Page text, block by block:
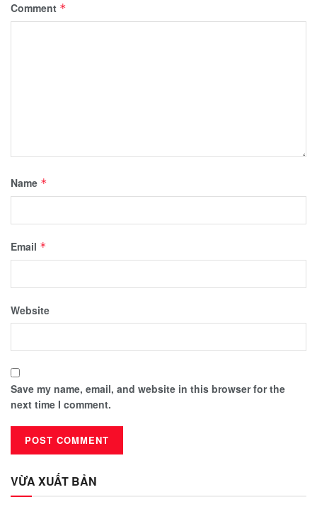
Comment *
Name *
Email *
Website
Save my name, email, and website in this browser for the
next time I comment.
VỪA XUẤT BẢN